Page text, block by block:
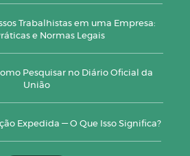
Trabalhistas em uma Empresa:
e Normas Legais
Pesquisar no Diário Oficial da
União
Expedida — O Que Isso Significa?